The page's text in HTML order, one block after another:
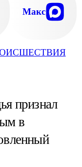
Макс
признал
в